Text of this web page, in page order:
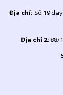
Địa chỉ: Số 19
Địa chỉ 2: 88/